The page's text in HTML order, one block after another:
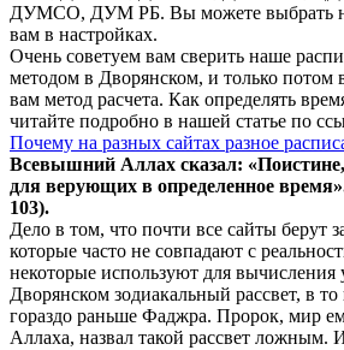
ДУМСО, ДУМ РБ. Вы можете выбрать
вам в настройках.
Очень советуем вам сверить наше
методом в Дворянском, и только потом
вам метод расчета. Как определять
читайте подробно в нашей статье по
Почему на разных сайтах разное
Всевышний Аллах сказал:
для верующих в определенное
103).
Дело в том, что почти все сайты берут
которые часто не совпадают с
некоторые используют для
Дворянском зодиакальный рассвет, в
гораздо раньше Фаджра. Пророк, мир
Аллаха, назвал такой рассвет ложным.